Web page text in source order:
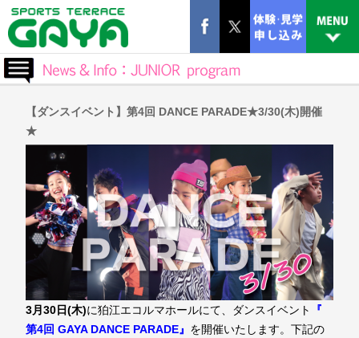
【ダンスイベント】第4回 DANCE PARADE★3/30(木)開催
★
3月30日(木)に狛江エコルマホールにて、ダンスイベント
『
第4回 GAYA DANCE PARADE』 を開催いたします。下記の